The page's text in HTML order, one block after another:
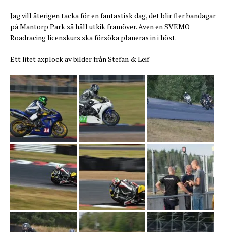
Jag vill återigen tacka för en fantastisk dag, det blir fler bandagar
på Mantorp Park så håll utkik framöver. Även en SVEMO
Roadracing licenskurs ska försöka planeras in i höst.
Ett litet axplock av bilder från Stefan & Leif